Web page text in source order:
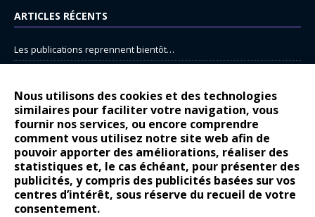
Nous utilisons des cookies et des technologies
similaires pour faciliter votre navigation, vous
fournir nos services, ou encore comprendre
comment vous utilisez notre site web afin de
pouvoir apporter des améliorations, réaliser des
statistiques et, le cas échéant, pour présenter des
publicités, y compris des publicités basées sur vos
centres d’intérêt, sous réserve du recueil de votre
consentement.
ARTICLES RÉCENTS
Les publications reprennent bientôt…
14 juillet : nouveau film de marque pour Citroën
Renault Espace : voyage, voyage…
Peugeot E-208 GTi : naissance d’une légende
COMMENTAIRES RÉCENTS
Bernard DardartdansDacia Sandero : pour les gens vrais